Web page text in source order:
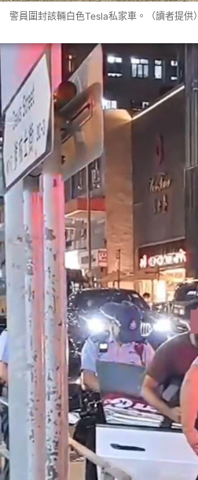
警員圍封該輛白色Tesla私家車。（讀者提供）